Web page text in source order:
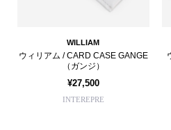
WILLIAM
ウィリアム / CARD CASE GANGE
（ガンジ）
¥27,500
INTEREPRE